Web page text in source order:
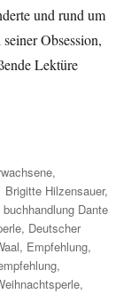
und rund um
Obsession,
Lektüre
,
Schlagwörter
Brigitte Hilzensauer,
buchhandlung Dante
, Deutscher
, Empfehlung,
,
,